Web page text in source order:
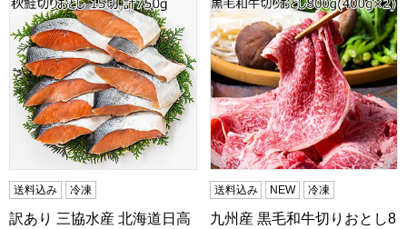
送料込み 冷凍
訳あり 三協水産 北海道日高
送料込み NEW 冷凍
九州産 黒毛和牛切りおとし8